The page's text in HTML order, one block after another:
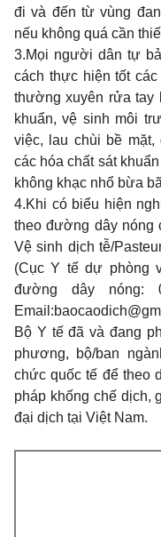
đi và đến từ vùng
nếu không quá cần
3.Mọi người dân tự
cách thực hiện tốt
thường xuyên rửa tay
khuẩn, vệ sinh môi
việc, lau chùi bề mặt,
các hóa chất sát
không khạc nhổ bừa
4.Khi có biểu hiện
theo đường dây nóng
Vệ sinh dịch tễ/
(Cục Y tế dự phòng
đường dây nóng:
Email:
Bộ Y tế đã và đang
phương, bộ/ban
chức quốc tế để theo
pháp khống chế dịch,
đại dịch tại Việt Nam.